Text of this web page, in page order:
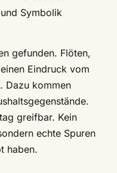
Symbolik
gefunden. Flöten,
Eindruck vom
Dazu kommen
greifbar. Kein
echte Spuren
haben.